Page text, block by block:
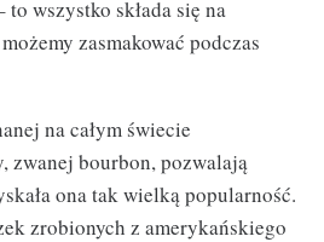
wszystko składa się na
zasmakować podczas
na całym świecie
zwanej bourbon, pozwalają
ona tak wielką popularność.
zrobionych z amerykańskiego